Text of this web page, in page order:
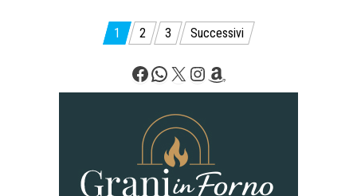
Paginazione
articoli
1 2 3 Successivi
Facebook
WhatsApp
X Instagram
Amazon